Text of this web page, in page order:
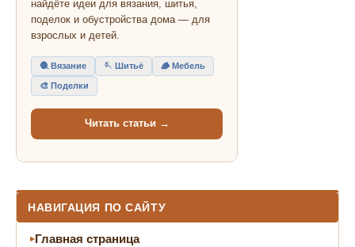
найдёте идеи для вязания, шитья,
поделок и обустройства дома — для
взрослых и детей.
🧶 Вязание 🪡 Шитьё 🪵 Мебель
🎨 Поделки
Читать статьи →
НАВИГАЦИЯ ПО САЙТУ
Главная страница